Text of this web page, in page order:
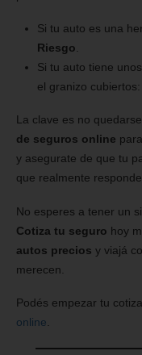
Si tu auto es una
Riesgo.
Si tu auto tiene
el granizo cubiertos:
La clave es no
de seguros online
y asegurate de que tu
que realmente
No esperes a tener un
Cotiza tu seguro hoy
autos precios y viajá
merecen.
Podés empezar tu
online